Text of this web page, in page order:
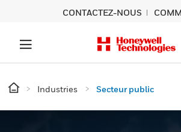
CONTACTEZ-NOUS
Industries Secteur public